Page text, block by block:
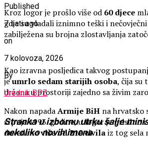
Kroz logor je prošlo više od 60 djece
gdje su vladali iznimno teški i
zabilježena su brojna zlostavljanja
Kao izravna posljedica takvog
jeumrlo sedam starijih osoba, čija su
držana u prostoriji zajedno sa živim
Nakon napadaArmijeBiH na hrvatsko
srpnja 1993. godine, u logor je prisilno
dovedenoviše od 210 civilaiz tog sela
Published
7 sati ago
on
7 kolovoza, 2026
By
Urednik BPZ
Stranka u izbornu utrku šalje
nekoliko novih imena